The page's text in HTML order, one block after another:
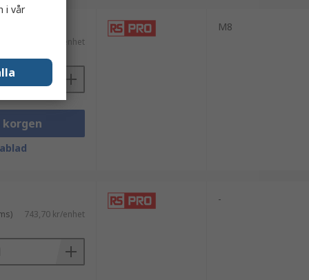
387,86 kr/enhet
korgen
M8
743,70 kr/enhet
-
i vår